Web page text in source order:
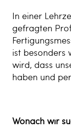
In einer
gefragten
ist besonders
wird, dass
haben und
Wonach wir